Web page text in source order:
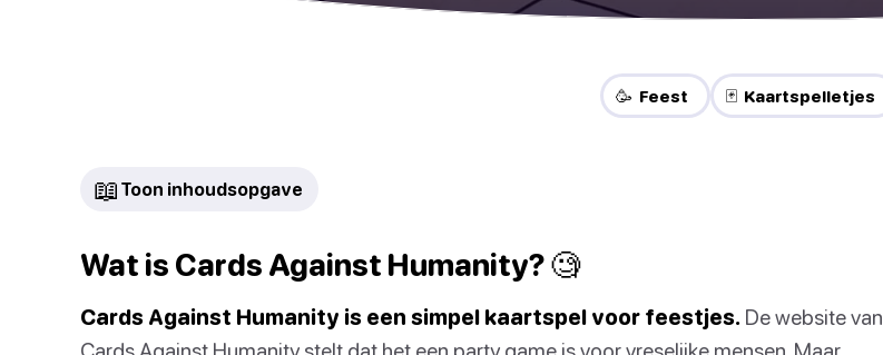
🥳 Feest 🃏 Kaartspelletjes
📖 Toon inhoudsopgave
Wat is Cards Against Humanity? 🧐
Cards Against Humanity is een simpel kaartspel voor feestjes. De website van